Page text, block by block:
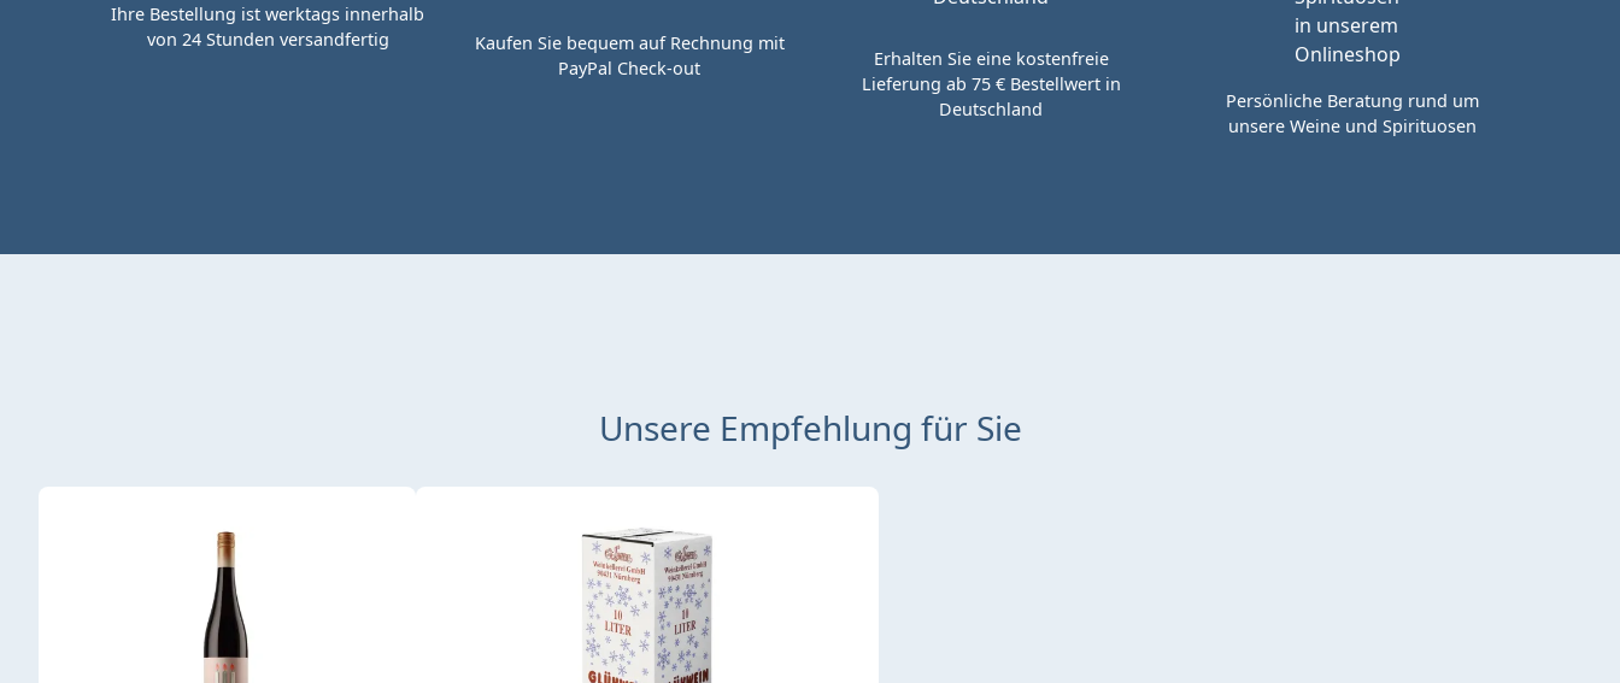
Ihre Bestellung ist werktags innerhalb
von 24 Stunden versandfertig
Kaufen Sie bequem auf Rechnung mit
PayPal Check-out
Erhalten Sie eine kostenfreie
Lieferung ab 75 € Bestellwert in
Deutschland
Persönliche Beratung rund um
unsere Weine und Spirituosen
Unsere Empfehlung für Sie
Produktgalerie überspringen